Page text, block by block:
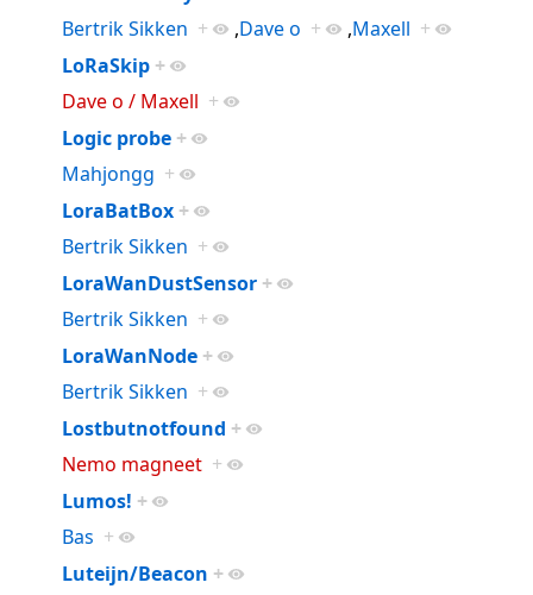
Bertrik Sikken + ,Dave o + ,Maxell +
LoRaSkip +
Dave o / Maxell +
Logic probe +
Mahjongg +
LoraBatBox +
Bertrik Sikken +
LoraWanDustSensor +
Bertrik Sikken +
LoraWanNode +
Bertrik Sikken +
Lostbutnotfound +
Nemo magneet +
Lumos! +
Bas +
Luteijn/Beacon +